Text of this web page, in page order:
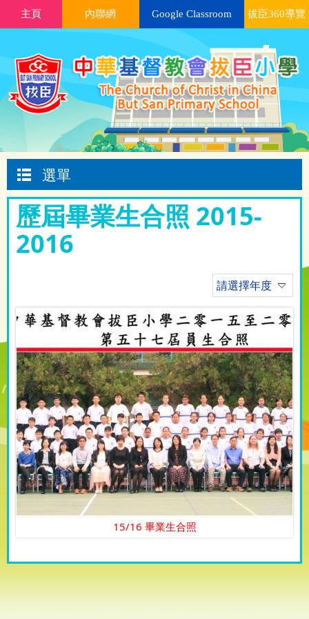
主頁 內聯網 Google Classroom 拔臣360導覽
選單
歷屆畢業生合照 2015-
2016
請選擇年度
15/16 畢業生合照